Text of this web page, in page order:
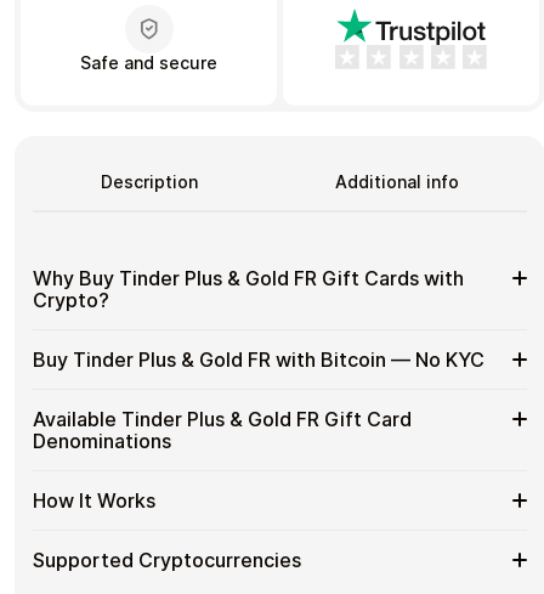
Terms and Conditions
Privacy Policy
Safe and secure
Description Additional info
Why Buy Tinder Plus & Gold FR Gift Cards with
Crypto?
Why
Buy
Plus
&
Gift
with
Crypto?
Use gift cards to spend crypto on everyday purchases
without using banks or exchanges.
No banks, no chargebacks
Great for repeat purchases
Buy Tinder Plus & Gold FR with Bitcoin — No KYC
Buy
Tinder
Plus
Gold
Bitcoin
Buy Tinder Plus & Gold FR gift cards with crypto without
completing KYC. Checkout is fast, private, and designed
for users who want to stay in control of their funds.
Secure crypto checkout
Available Tinder Plus & Gold FR Gift Card
Denominations
Available
Tinder
&
Select a denomination on this page (up to
How It Works
How
It
Choose an amount
Pay with Bitcoin or other supported
Supported Cryptocurrencies